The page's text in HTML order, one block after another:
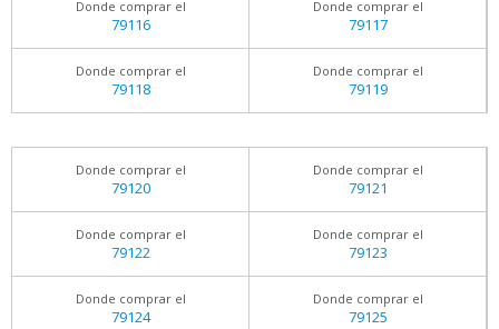
Donde comprar el
79116
Donde comprar el
79117
Donde comprar el
79118
Donde comprar el
79119
Donde comprar el
79120
Donde comprar el
79121
Donde comprar el
79122
Donde comprar el
79123
Donde comprar el
79124
Donde comprar el
79125